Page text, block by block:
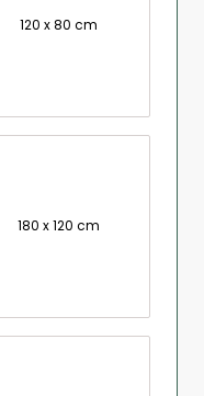
120 x 80 cm
180 x 120 cm